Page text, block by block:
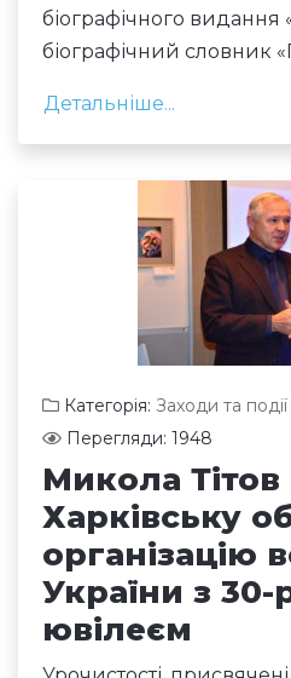
біографічного видання
біографічний словник
Детальніше...
Категорія: Заходи та
Перегляди: 1948
Микола Тітов
Харківську
організацію
України з 30-
ювілеєм